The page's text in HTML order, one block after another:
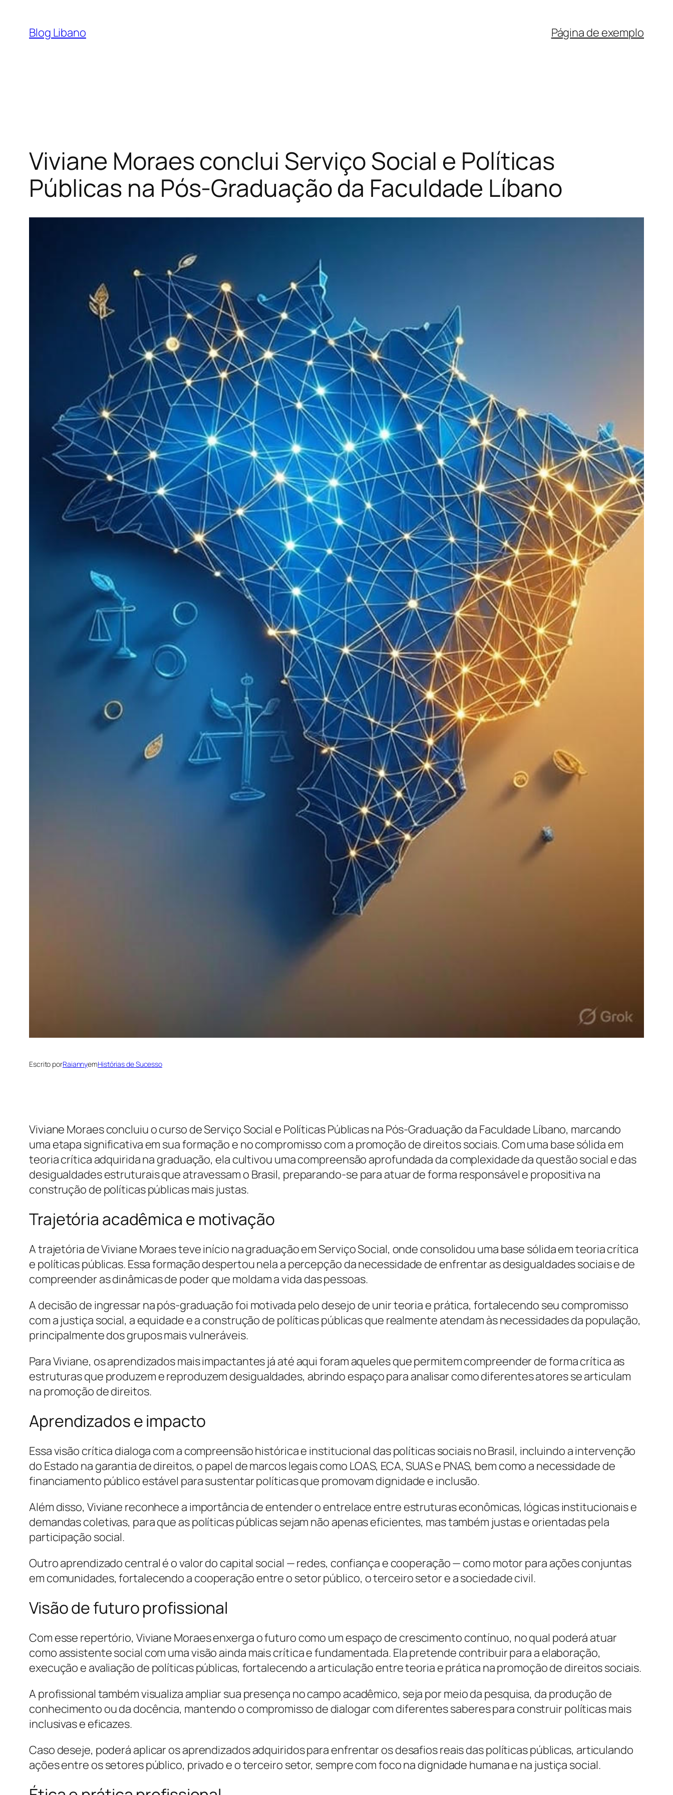
Blog Libano Página de exemplo
Viviane Moraes conclui Serviço Social e Políticas
Públicas na Pós-Graduação da Faculdade Líbano
Escrito porRaiannyemHistórias de Sucesso
Viviane Moraes concluiu o curso de Serviço Social e Políticas Públicas na Pós-Graduação da Faculdade Líbano, marcando
uma etapa significativa em sua formação e no compromisso com a promoção de direitos sociais. Com uma base sólida em
teoria crítica adquirida na graduação, ela cultivou uma compreensão aprofundada da complexidade da questão social e das
desigualdades estruturais que atravessam o Brasil, preparando-se para atuar de forma responsável e propositiva na
construção de políticas públicas mais justas.
Trajetória acadêmica e motivação
A trajetória de Viviane Moraes teve início na graduação em Serviço Social, onde consolidou uma base sólida em teoria crítica
e políticas públicas. Essa formação despertou nela a percepção da necessidade de enfrentar as desigualdades sociais e de
compreender as dinâmicas de poder que moldam a vida das pessoas.
A decisão de ingressar na pós-graduação foi motivada pelo desejo de unir teoria e prática, fortalecendo seu compromisso
com a justiça social, a equidade e a construção de políticas públicas que realmente atendam às necessidades da população,
principalmente dos grupos mais vulneráveis.
Para Viviane, os aprendizados mais impactantes já até aqui foram aqueles que permitem compreender de forma crítica as
estruturas que produzem e reproduzem desigualdades, abrindo espaço para analisar como diferentes atores se articulam
na promoção de direitos.
Aprendizados e impacto
Essa visão crítica dialoga com a compreensão histórica e institucional das políticas sociais no Brasil, incluindo a intervenção
do Estado na garantia de direitos, o papel de marcos legais como LOAS, ECA, SUAS e PNAS, bem como a necessidade de
financiamento público estável para sustentar políticas que promovam dignidade e inclusão.
Além disso, Viviane reconhece a importância de entender o entrelace entre estruturas econômicas, lógicas institucionais e
demandas coletivas, para que as políticas públicas sejam não apenas eficientes, mas também justas e orientadas pela
participação social.
Outro aprendizado central é o valor do capital social — redes, confiança e cooperação — como motor para ações conjuntas
em comunidades, fortalecendo a cooperação entre o setor público, o terceiro setor e a sociedade civil.
Visão de futuro profissional
Com esse repertório, Viviane Moraes enxerga o futuro como um espaço de crescimento contínuo, no qual poderá atuar
como assistente social com uma visão ainda mais crítica e fundamentada. Ela pretende contribuir para a elaboração,
execução e avaliação de políticas públicas, fortalecendo a articulação entre teoria e prática na promoção de direitos sociais.
A profissional também visualiza ampliar sua presença no campo acadêmico, seja por meio da pesquisa, da produção de
conhecimento ou da docência, mantendo o compromisso de dialogar com diferentes saberes para construir políticas mais
inclusivas e eficazes.
Caso deseje, poderá aplicar os aprendizados adquiridos para enfrentar os desafios reais das políticas públicas, articulando
ações entre os setores público, privado e o terceiro setor, sempre com foco na dignidade humana e na justiça social.